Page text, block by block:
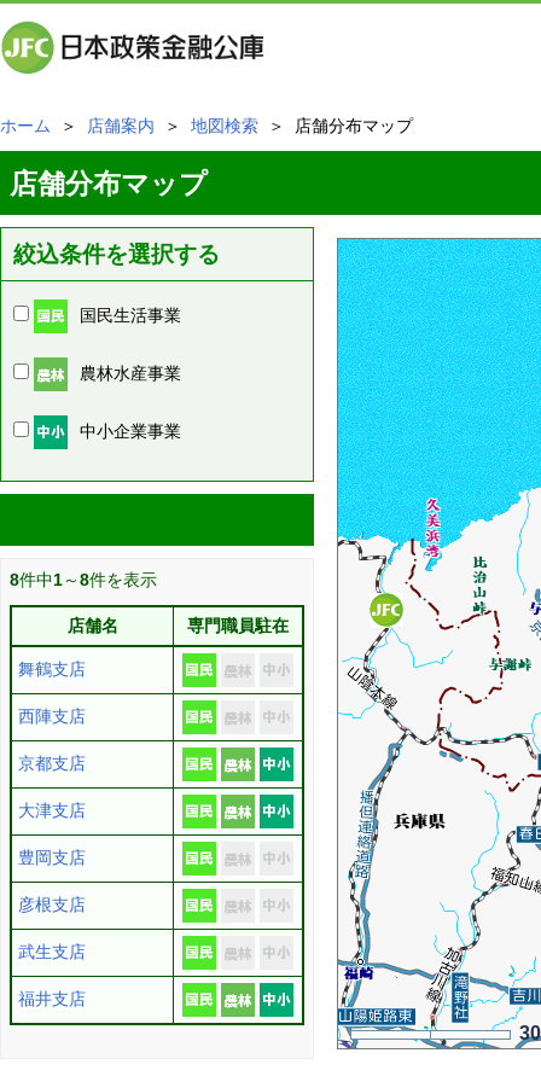
ホーム ＞ 店舗案内 ＞ 地図検索 ＞ 店舗分布マップ
店舗分布マップ
絞込条件を選択する
国民生活事業
農林水産事業
中小企業事業
8件中1～8件を表示
店舗名 専門職員駐在
舞鶴支店
西陣支店
京都支店
大津支店
豊岡支店
彦根支店
武生支店
福井支店